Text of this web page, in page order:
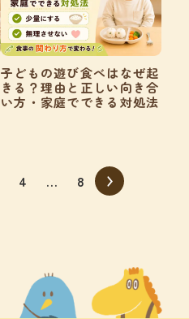
子どもの遊び食べはなぜ起
きる？理由と正しい向き合
い方・家庭でできる対処法
4 … 8